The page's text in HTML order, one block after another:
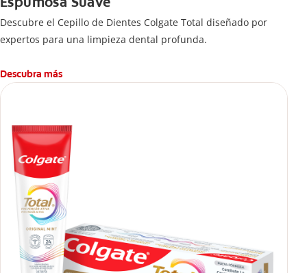
Descubre el Cepillo de Dientes Colgate Total diseñado por
expertos para una limpieza dental profunda.
Descubra más